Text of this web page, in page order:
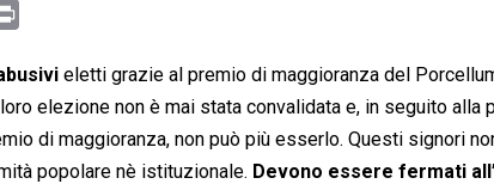
i
n
t
eletti grazie al premio di maggioranza del
elezione non è mai stata convalidata e, in seguito alla
di maggioranza, non può più esserlo. Questi signori
popolare nè istituzionale. Devono essere fermati